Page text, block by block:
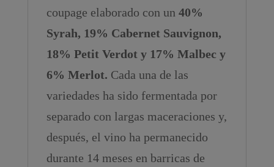
coupage elaborado con un 40%
Syrah, 19% Cabernet Sauvignon,
18% Petit Verdot y 17% Malbec y
6% Merlot. Cada una de las
variedades ha sido fermentada por
separado con largas maceraciones y,
después, el vino ha permanecido
durante 14 meses en barricas de